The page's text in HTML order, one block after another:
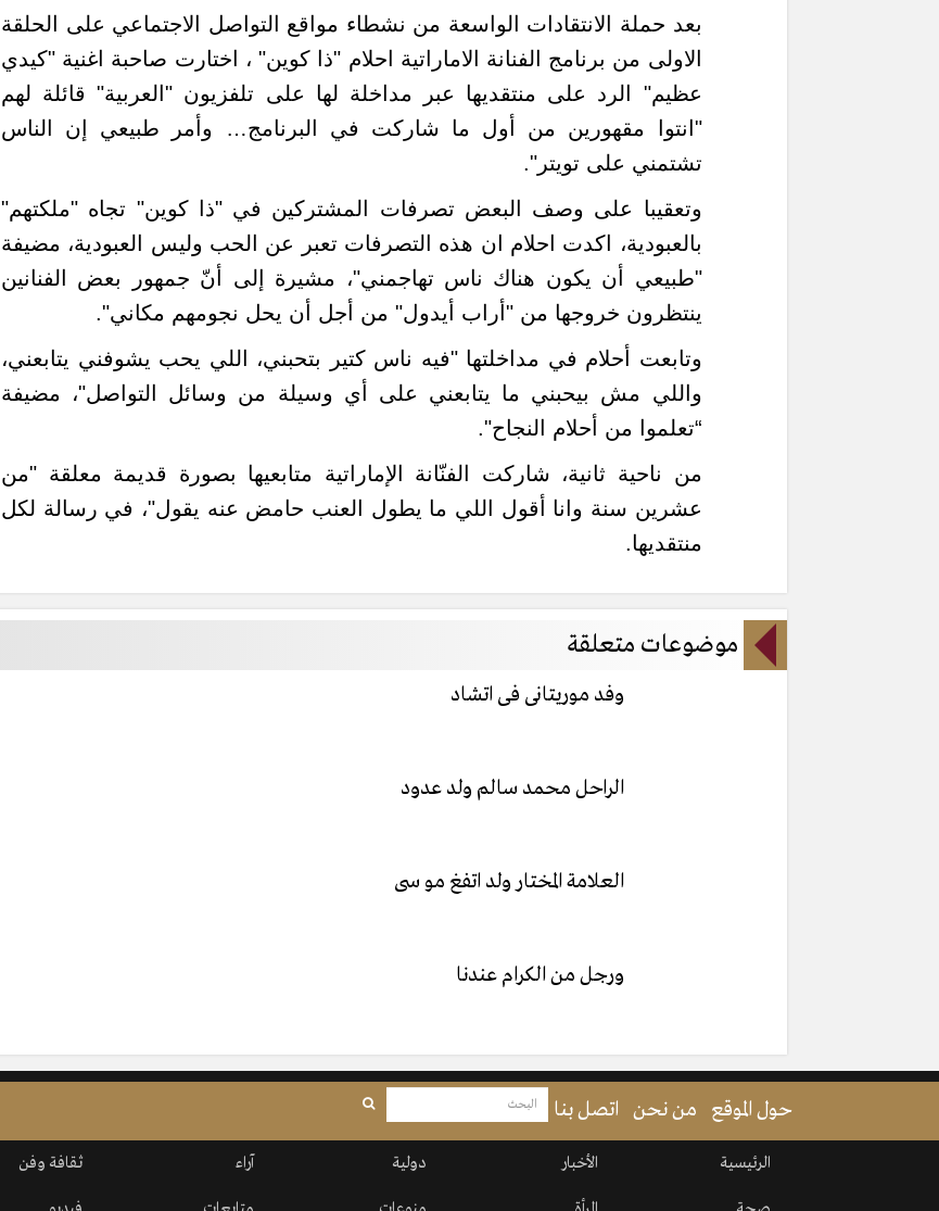
بعد حملة الانتقادات الواسعة من نشطاء مواقع التواصل الاجتماعي على الحلقة
الاولى من برنامج الفنانة الاماراتية احلام "ذا كوين" ، اختارت صاحبة اغنية "كيدي
عظيم" الرد على منتقديها عبر مداخلة لها على تلفزيون "العربية" قائلة لهم
"انتوا مقهورين من أول ما شاركت في البرنامج… وأمر طبيعي إن الناس
تشتمني على تويتر".
وتعقيبا على وصف البعض تصرفات المشتركين في "ذا كوين" تجاه "ملكتهم"
بالعبودية، اكدت احلام ان هذه التصرفات تعبر عن الحب وليس العبودية، مضيفة
"طبيعي أن يكون هناك ناس تهاجمني"، مشيرة إلى أنّ جمهور بعض الفنانين
ينتظرون خروجها من "أراب أيدول" من أجل أن يحل نجومهم مكاني".
وتابعت أحلام في مداخلتها "فيه ناس كتير بتحبني، اللي يحب يشوفني يتابعني،
واللي مش بيحبني ما يتابعني على أي وسيلة من وسائل التواصل"، مضيفة
“تعلموا من أحلام النجاح".
من ناحية ثانية، شاركت الفنّانة الإماراتية متابعيها بصورة قديمة معلقة "من
عشرين سنة وانا أقول اللي ما يطول العنب حامض عنه يقول"، في رسالة لكل
منتقديها.
موضوعات متعلقة
وفد موريتانى فى اتشاد
الراحل محمد سالم ولد عدود
العلامة المختار ولد اتفغ مو سى
ورجل من الكرام عندنا
حول الموقع من نحن اتصل بنا
الرئيسية الأخبار دولية آراء ثقافة وفن